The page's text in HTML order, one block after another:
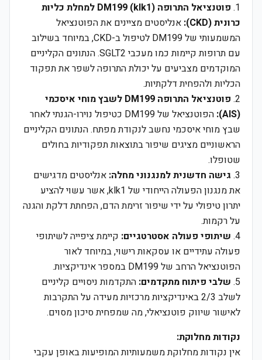
1.
פוטנציאל התרופה DM199 (klk1) למחלת כליות
כרונית (CKD):
אנליסטים מציינים את הפוטנציאל
המשמעותי של DM199 לטיפול ב-CKD, במיוחד בשילוב
עם תרופות קיימות כמו מעכבי SGLT2. הנתונים הקליניים
המוקדמים מצביעים על יכולת התרופה לשפר את תפקוד
הכליות ולהפחית דלקתיות.
2.
פוטנציאל התרופה DM199 לשבץ מוחי איסכמי
(AIS):
הפוטנציאל של DM199 כטיפול נוירו-הגנתי לאחר
שבץ מוחי איסכמי נחשב לנקודת מפתח. הנתונים הקליניים
הראשוניים מציגים שיפור בתוצאות תפקודיות בחולים
שטופלו.
3. גישה חדשנית למנגנוני מחלה: אנליסטים מדגישים
את מנגנון הפעולה הייחודי של klk1, אשר עשוי להציע
יתרון טיפולי על ידי שיפור זרימת הדם, הפחתת דלקת והגנה
על רקמות.
4. שיתופי פעולה אסטרטגיים: קיימת ציפייה לשיתופי
פעולה עתידיים או עסקאות רישוי, במיוחד לאור
הפוטנציאל הרחב של DM199 במספר אינדיקציות.
5. שלבי פיתוח מתקדמים: התקדמות ניסויים קליניים
לשלב 2/3 באינדיקציות מרכזיות מעידה על התקרבות
לאישור שיווק פוטנציאלי, מה שמפחית סיכון מסוים.
נקודות מחלוקת:
אין נקודות מחלוקת משמעותיות המופיעות באופן עקבי